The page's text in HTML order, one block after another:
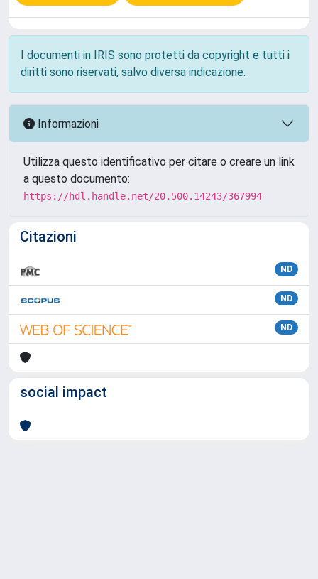
I documenti in IRIS sono protetti da copyright e tutti i
diritti sono riservati, salvo diversa indicazione.
Informazioni
Utilizza questo identificativo per citare o creare un link
a questo documento:
https://hdl.handle.net/20.500.14243/367994
Citazioni
ND
ND
ND
social impact